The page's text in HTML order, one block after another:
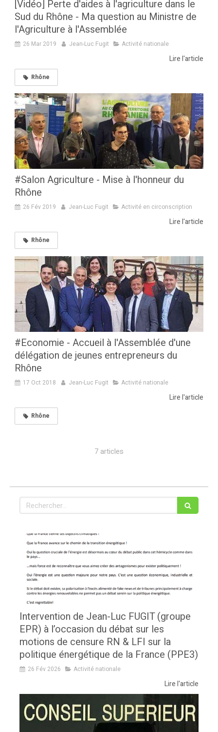
[Vidéo] Perte d'aides à l'agriculture dans le
Sud du Rhône - Ma question au Ministre de
l'Agriculture à l'Assemblée
26 Mar 2019 Jean-Luc Fugit Activité nationale
Lire l'article
Rhône
#Salon Agriculture - Mise à l'honneur du
Rhône
26 Fév 2019 Jean-Luc Fugit Activité en circonscription
Lire l'article
Rhône
#Economie - Accueil à l'Assemblée d'une
délégation de jeunes entrepreneurs du
Rhône
17 Oct 2018 Jean-Luc Fugit Activité nationale
Lire l'article
Rhône
7 articles
Rechercher
Intervention de Jean-Luc FUGIT (groupe
EPR) à l’occasion du débat sur les
motions de censure RN & LFI sur la
politique énergétique de la France (PPE3)
26 Fév 2026 Activité nationale
Lire l'article